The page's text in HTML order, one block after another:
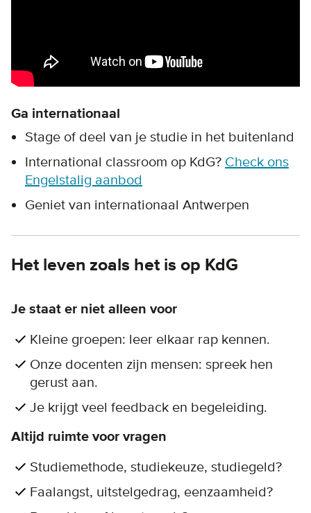
Ga internationaal
Stage of deel van je studie in het buitenland
International classroom op KdG? Check ons
Engelstalig aanbod
Geniet van internationaal Antwerpen
Het leven zoals het is op KdG
Je staat er niet alleen voor
Kleine groepen: leer elkaar rap kennen.
Onze docenten zijn mensen: spreek hen
gerust aan.
Je krijgt veel feedback en begeleiding.
Altijd ruimte voor vragen
Studiemethode, studiekeuze, studiegeld?
Faalangst, uitstelgedrag, eenzaamheid?